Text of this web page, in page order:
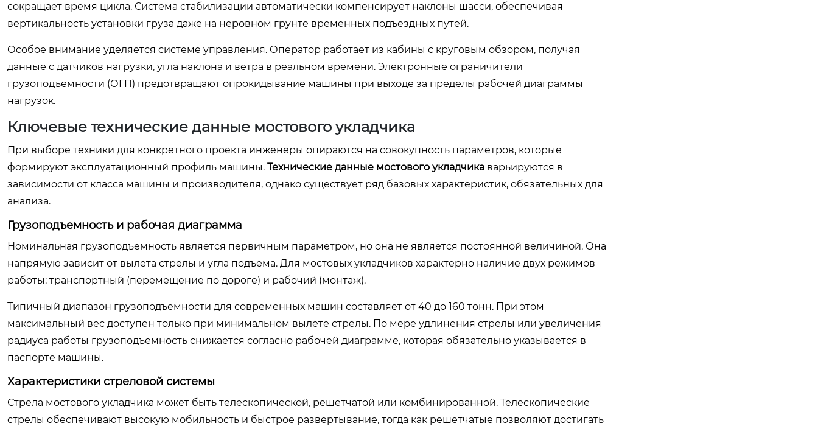
сокращает время цикла. Система стабилизации автоматически компенсирует наклоны шасси, обеспечивая
вертикальность установки груза даже на неровном грунте временных подъездных путей.
Особое внимание уделяется системе управления. Оператор работает из кабины с круговым обзором, получая
данные с датчиков нагрузки, угла наклона и ветра в реальном времени. Электронные ограничители
грузоподъемности (ОГП) предотвращают опрокидывание машины при выходе за пределы рабочей диаграммы
нагрузок.
Ключевые технические данные мостового укладчика
При выборе техники для конкретного проекта инженеры опираются на совокупность параметров, которые
формируют эксплуатационный профиль машины. Технические данные мостового укладчика варьируются в
зависимости от класса машины и производителя, однако существует ряд базовых характеристик, обязательных для
анализа.
Грузоподъемность и рабочая диаграмма
Номинальная грузоподъемность является первичным параметром, но она не является постоянной величиной. Она
напрямую зависит от вылета стрелы и угла подъема. Для мостовых укладчиков характерно наличие двух режимов
работы: транспортный (перемещение по дороге) и рабочий (монтаж).
Типичный диапазон грузоподъемности для современных машин составляет от 40 до 160 тонн. При этом
максимальный вес доступен только при минимальном вылете стрелы. По мере удлинения стрелы или увеличения
радиуса работы грузоподъемность снижается согласно рабочей диаграмме, которая обязательно указывается в
паспорте машины.
Характеристики стреловой системы
Стрела мостового укладчика может быть телескопической, решетчатой или комбинированной. Телескопические
стрелы обеспечивают высокую мобильность и быстрое развертывание, тогда как решетчатые позволяют достигать